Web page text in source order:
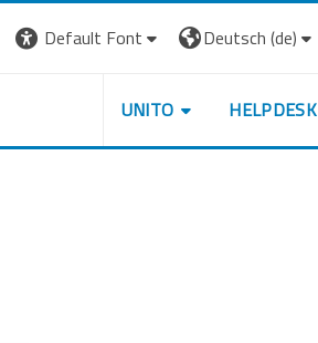
Default Font
Deutsch ‎(de)‎
UNITO HELPDESK